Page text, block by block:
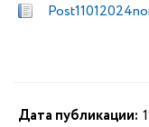
Дата публикации: